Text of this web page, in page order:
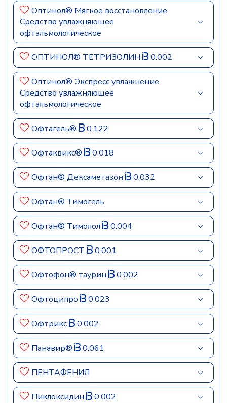
Оптинол® Мягкое восстановление
Средство увлажняющее
офтальмологическое
ОПТИНОЛ® ТЕТРИЗОЛИН 0.002
Оптинол® Экспресс увлажнение
Средство увлажняющее
офтальмологическое
Офтагель® 0.122
Офтаквикс® 0.018
Офтан® Дексаметазон 0.032
Офтан® Тимогель
Офтан® Тимолол 0.004
ОФТОПРОСТ 0.001
Офтофон® таурин 0.002
Офтоципро 0.023
Офтрикс 0.002
Панавир® 0.061
ПЕНТАФЕНИЛ
Пиклоксидин 0.002